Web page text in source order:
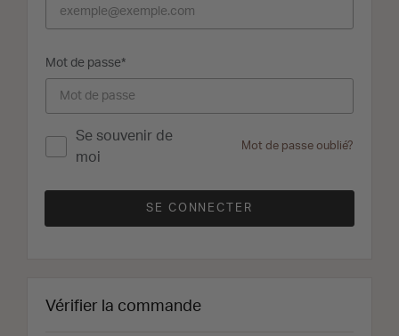
Mot de passe
Se souvenir de
moi
Mot de passe oublié?
SE CONNECTER
Vérifier la commande